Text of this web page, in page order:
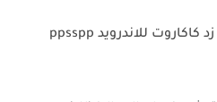
تحميل لعبة دراغون بول زد كاكاروت للاندرويد ppsspp